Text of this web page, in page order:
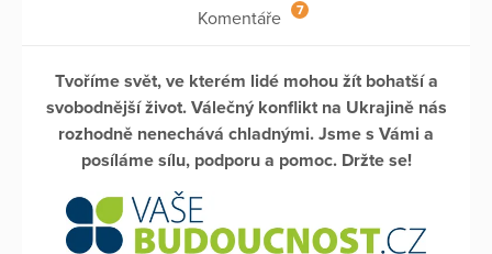
Komentáře 7
Tvoříme svět, ve kterém lidé mohou žít bohatší a
svobodnější život. Válečný konflikt na Ukrajině nás
rozhodně nenechává chladnými. Jsme s Vámi a
posíláme sílu, podporu a pomoc. Držte se!